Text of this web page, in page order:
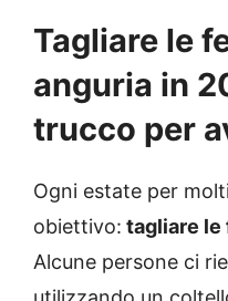
Tagliare le
anguria in
trucco per
Ogni estate per
obiettivo: tagliare le
Alcune persone ci